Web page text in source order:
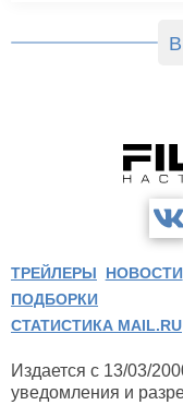
ТРЕЙЛЕРЫ НОВОСТИ
ПОДБОРКИ
СТАТИСТИКА MAIL.RU
Издается с 13/03/
уведомления и